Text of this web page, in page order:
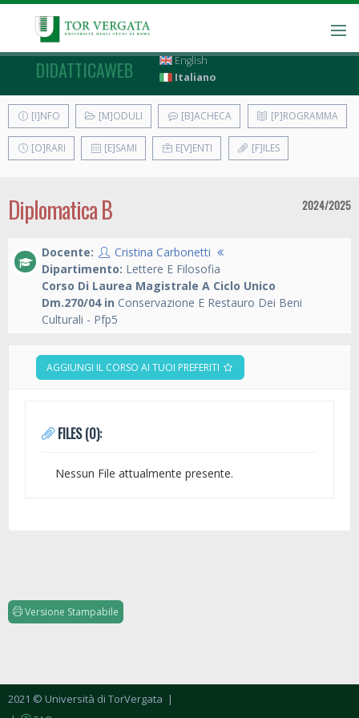
DIDATTICAWEB
English
Italiano
[I]NFO [M]ODULI [B]ACHECA [P]ROGRAMMA
[O]RARI [E]SAMI E[V]ENTI [F]ILES
Diplomatica B 2024/2025
Docente:
Cristina Carbonetti
Dipartimento: Lettere E Filosofia
Corso Di Laurea Magistrale A Ciclo Unico
Dm.270/04 in Conservazione E Restauro Dei Beni
Culturali - Pfp5
AGGIUNGI IL CORSO AI TUOI PREFERITI
FILES (0):
Nessun File attualmente presente.
Versione Stampabile
2021 © Università di TorVergata |